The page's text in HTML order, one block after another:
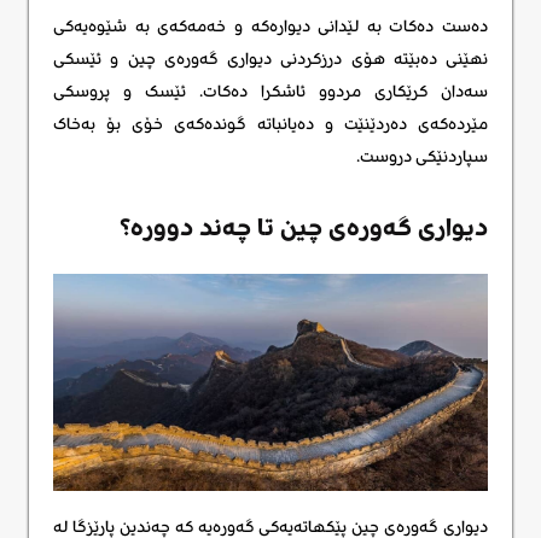
دەست دەکات بە لێدانی دیوارەکە و خەمەکەی بە شێوەیەکی
نهێنی دەبێتە هۆی درزکردنی دیواری گەورەی چین و ئێسکی
سەدان کرێکاری مردوو ئاشکرا دەکات. ئێسک و پروسکی
مێردەکەی دەردێنێت و دەیانباتە گوندەکەی خۆی بۆ بەخاک
سپاردنێکی دروست.
دیواری گەورەی چین تا چەند دوورە؟
دیواری گەورەی چین پێکهاتەیەکی گەورەیە کە چەندین پارێزگا لە